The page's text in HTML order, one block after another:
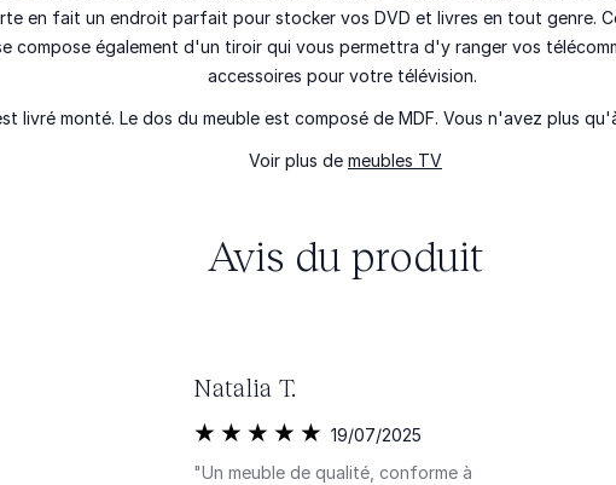
en fait un endroit parfait pour stocker vos DVD et livres en tout genre.
compose également d'un tiroir qui vous permettra d'y ranger vos
accessoires pour votre télévision.
livré monté. Le dos du meuble est composé de MDF. Vous n'avez plus
Voir plus de meubles TV
Avis du produit
Natalia T.
19/07/2025
"Un meuble de qualité, conforme à